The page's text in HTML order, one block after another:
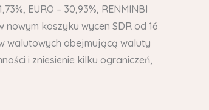
EURO – 30,93%, RENMINBI
nowym koszyku wycen SDR od 16
walutowych obejmującą waluty
i zniesienie kilku ograniczeń,